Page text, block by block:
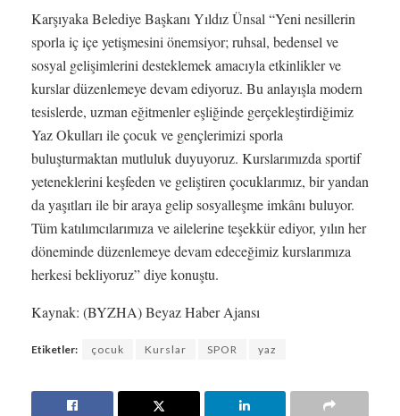
Karşıyaka Belediye Başkanı Yıldız Ünsal “Yeni nesillerin
sporla iç içe yetişmesini önemsiyor; ruhsal, bedensel ve
sosyal gelişimlerini desteklemek amacıyla etkinlikler ve
kurslar düzenlemeye devam ediyoruz. Bu anlayışla modern
tesislerde, uzman eğitmenler eşliğinde gerçekleştirdiğimiz
Yaz Okulları ile çocuk ve gençlerimizi sporla
buluşturmaktan mutluluk duyuyoruz. Kurslarımızda sportif
yeteneklerini keşfeden ve geliştiren çocuklarımız, bir yandan
da yaşıtları ile bir araya gelip sosyalleşme imkânı buluyor.
Tüm katılımcılarımıza ve ailelerine teşekkür ediyor, yılın her
döneminde düzenlemeye devam edeceğimiz kurslarımıza
herkesi bekliyoruz” diye konuştu.
Kaynak: (BYZHA) Beyaz Haber Ajansı
Etiketler: çocuk Kurslar SPOR yaz